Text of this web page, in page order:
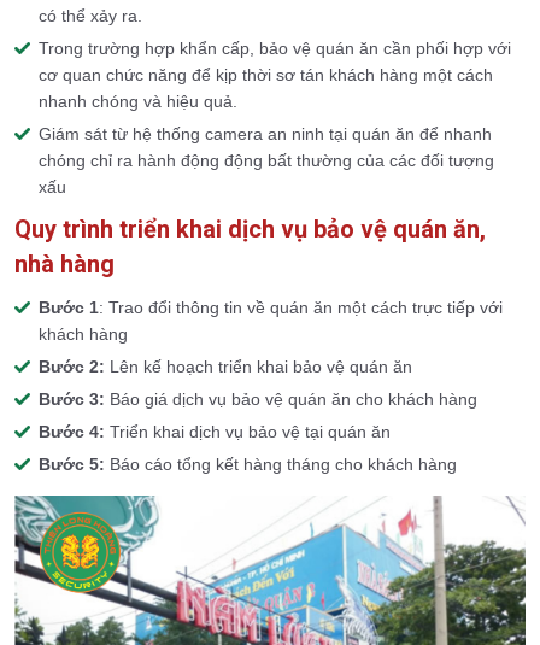
có thể xảy ra.
Trong trường hợp khẩn cấp, bảo vệ quán ăn cần phối hợp với
cơ quan chức năng để kịp thời sơ tán khách hàng một cách
nhanh chóng và hiệu quả.
Giám sát từ hệ thống camera an ninh tại quán ăn để nhanh
chóng chỉ ra hành động động bất thường của các đối tượng
xấu
Quy trình triển khai dịch vụ bảo vệ quán ăn,
nhà hàng
Bước 1: Trao đổi thông tin về quán ăn một cách trực tiếp với
khách hàng
Bước 2: Lên kế hoạch triển khai bảo vệ quán ăn
Bước 3: Báo giá dịch vụ bảo vệ quán ăn cho khách hàng
Bước 4: Triển khai dịch vụ bảo vệ tại quán ăn
Bước 5: Báo cáo tổng kết hàng tháng cho khách hàng